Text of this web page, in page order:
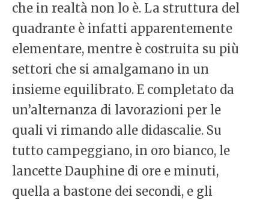
che in realtà non lo è. La struttura del
quadrante è infatti apparentemente
elementare, mentre è costruita su più
settori che si amalgamano in un
insieme equilibrato. E completato da
un’alternanza di lavorazioni per le
quali vi rimando alle didascalie. Su
tutto campeggiano, in oro bianco, le
lancette Dauphine di ore e minuti,
quella a bastone dei secondi, e gli